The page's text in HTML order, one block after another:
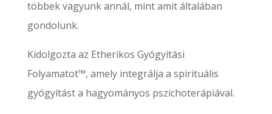
többek vagyunk annál, mint amit általában
gondolunk.
Kidolgozta az Etherikos Gyógyítási
Folyamatot™, amely integrálja a spirituális
gyógyítást a hagyományos pszichoterápiával.